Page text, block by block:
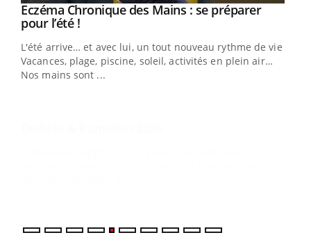
Youtube
Eczéma Chronique des Mains : se préparer
pour l’été !Youtube
L'été arrive… et avec lui, un tout nouveau rythme de vie !
Vacances, plage, piscine, soleil, activités en plein air…
Nos mains sont ...
Youtube
Diabète & Ramadan 2026Youtube
Le Ramadan approche, et, pour de nombreuses
personnes atteintes de diabète, c'est une période de
questions, de défis, mais ...